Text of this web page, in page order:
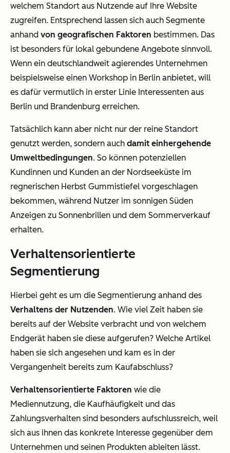
welchem Standort aus Nutzende auf Ihre Website
zugreifen. Entsprechend lassen sich auch Segmente
anhand von geografischen Faktoren bestimmen. Das
ist besonders für lokal gebundene Angebote sinnvoll.
Wenn ein deutschlandweit agierendes Unternehmen
beispielsweise einen Workshop in Berlin anbietet, will
es dafür vermutlich in erster Linie Interessenten aus
Berlin und Brandenburg erreichen.
Tatsächlich kann aber nicht nur der reine Standort
genutzt werden, sondern auch damit einhergehende
Umweltbedingungen. So können potenziellen
Kundinnen und Kunden an der Nordseeküste im
regnerischen Herbst Gummistiefel vorgeschlagen
bekommen, während Nutzer im sonnigen Süden
Anzeigen zu Sonnenbrillen und dem Sommerverkauf
erhalten.
Verhaltensorientierte
Segmentierung
Hierbei geht es um die Segmentierung anhand des
Verhaltens der Nutzenden. Wie viel Zeit haben sie
bereits auf der Website verbracht und von welchem
Endgerät haben sie diese aufgerufen? Welche Artikel
haben sie sich angesehen und kam es in der
Vergangenheit bereits zum Kaufabschluss?
Verhaltensorientierte Faktoren wie die
Mediennutzung, die Kaufhäufigkeit und das
Zahlungsverhalten sind besonders aufschlussreich, weil
sich aus ihnen das konkrete Interesse gegenüber dem
Unternehmen und seinen Produkten ableiten lässt.